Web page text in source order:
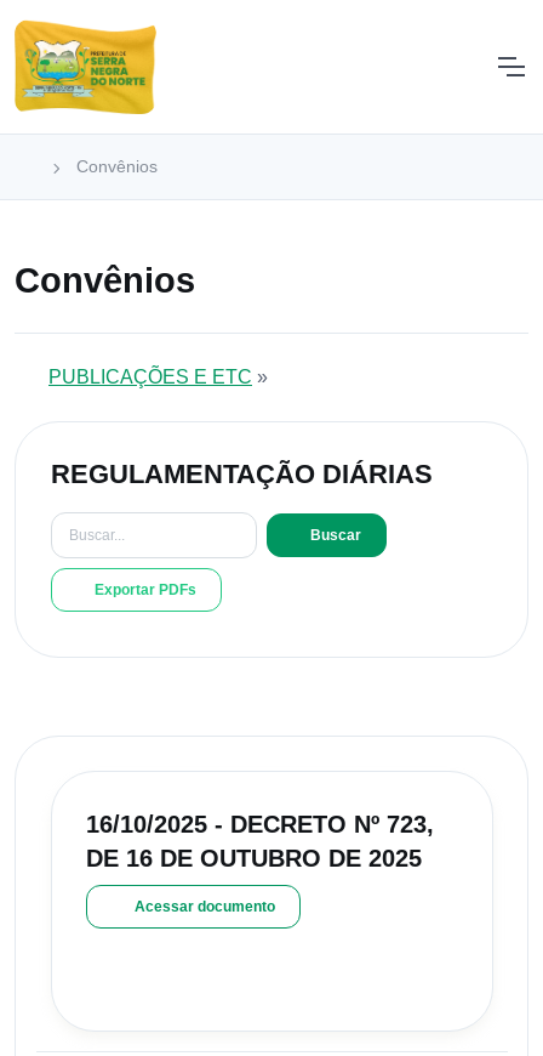
Convênios
Convênios
PUBLICAÇÕES E ETC »
REGULAMENTAÇÃO DIÁRIAS
Buscar
Exportar PDFs
16/10/2025 - DECRETO Nº 723,
DE 16 DE OUTUBRO DE 2025
Acessar documento